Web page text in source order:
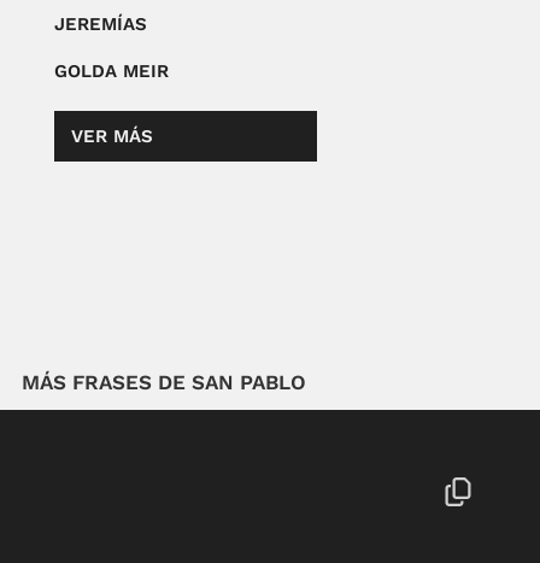
JEREMÍAS
GOLDA MEIR
VER MÁS
MÁS FRASES DE SAN PABLO